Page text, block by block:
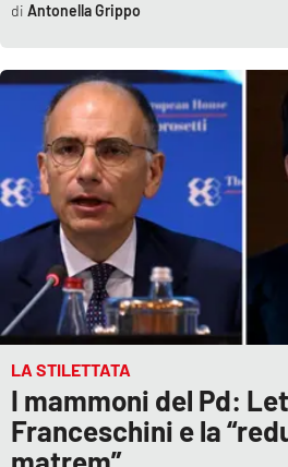
Antonella Grippo
LA STILETTATA
I mammoni del Pd:
Franceschini e la